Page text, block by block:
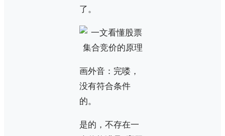
了。
画外音：完喽，
没有符合条件
的。
是的，不存在一